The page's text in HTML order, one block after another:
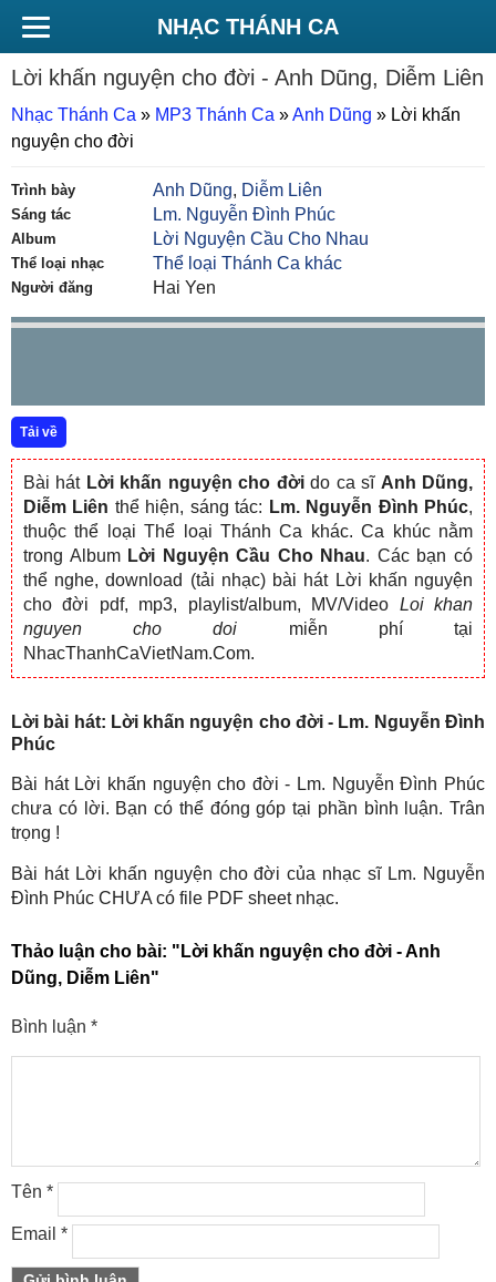
NHẠC THÁNH CA
Lời khấn nguyện cho đời - Anh Dũng, Diễm Liên
Nhạc Thánh Ca » MP3 Thánh Ca »Anh Dũng » Lời khấn
nguyện cho đời
Trình bày Anh Dũng, Diễm Liên
Sáng tác Lm. Nguyễn Đình Phúc
Album Lời Nguyện Cầu Cho Nhau
Thể loại nhạc Thể loại Thánh Ca khác
Người đăng Hai Yen
Tải về
Bài hát Lời khấn nguyện cho đờido ca sĩ Anh Dũng,
Diễm Liên thể hiện, sáng tác: Lm. Nguyễn Đình Phúc,
thuộc thể loại Thể loại Thánh Ca khác. Ca khúc nằm
trong Album Lời Nguyện Cầu Cho Nhau. Các bạn có
thể nghe, download (tải nhạc) bài hát Lời khấn nguyện
cho đời pdf, mp3, playlist/album, MV/Video Loi khan
nguyen cho doi miễn phí tại
NhacThanhCaVietNam.Com.
Lời bài hát: Lời khấn nguyện cho đời - Lm. Nguyễn Đình
Phúc
Bài hát Lời khấn nguyện cho đời - Lm. Nguyễn Đình Phúc
chưa có lời. Bạn có thể đóng góp tại phần bình luận. Trân
trọng !
Bài hát Lời khấn nguyện cho đời của nhạc sĩ Lm. Nguyễn
Đình Phúc CHƯA có file PDF sheet nhạc.
Thảo luận cho bài: "Lời khấn nguyện cho đời - Anh
Dũng, Diễm Liên"
Bình luận *
Tên *
Email *